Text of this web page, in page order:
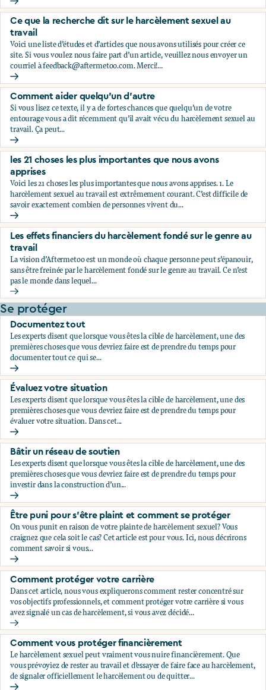
À quoi ressemble le harcèlement pour les gens dans
Ce que la recherche dit sur le harcèlement sexuel au
travail
Voici une liste d’études et d’articles que nous avons utilisés pour créer ce
site. Si vous voulez nous faire part d’un article, veuillez nous envoyer un
courriel àfeedback@aftermetoo.com. Merci!...
Ce que la recherche dit sur le harcèlement sexuel au travail
Comment aider quelqu’un d’autre
Si vous lisez ce texte, il y a de fortes chances que quelqu’un de votre
entourage vous a dit récemment qu’il avait vécu du harcèlement sexuel au
travail. Ça peut...
Comment aider quelqu’un d’autre
les 21 choses les plus importantes que nous avons
apprises
Voici les 21 choses les plus importantes que nous avons apprises. 1. Le
harcèlement sexuel au travail est extrêmement courant. C’est difficile de
savoir exactement combien de personnes vivent du...
les 21 choses les plus importantes que nous avons apprises
Les effets financiers du harcèlement fondé sur le genre au
travail
La vision d’Aftermetoo est un monde où chaque personne peut s’épanouir,
sans être freinée par le harcèlement fondé sur le genre au travail. Ce n’est
pas le monde dans lequel...
Les effets financiers du harcèlement fondé sur le genre au
Se protéger
Documentez tout
Les experts disent que lorsque vous êtes la cible de harcèlement, une des
premières choses que vous devriez faire est de prendre du temps pour
documenter tout ce qui se...
Documentez tout
Évaluez votre situation
Les experts disent que lorsque vous êtes la cible de harcèlement, une des
premières choses que vous devriez faire est de prendre du temps pour
évaluer votre situation. Dans cet...
Évaluez votre situation
Bâtir un réseau de soutien
Les experts disent que lorsque vous êtes la cible de harcèlement, une des
premières choses que vous devriez faire est de prendre du temps pour
investir dans la construction d’un...
Bâtir un réseau de soutien
Être puni pour s’être plaint et comment se protéger
On vous punit en raison de votre plainte de harcèlement sexuel? Vous
craignez que cela soit le cas? Cet article est pour vous. Ici, nous décrirons
comment savoir si vous...
Être puni pour s’être plaint et comment se protéger
Comment protéger votre carrière
Dans cet article, nous vous expliquerons comment rester concentré sur
vos objectifs professionnels, et comment protéger votre carrière si vous
avez signalé un cas de harcèlement, si vous avez décidé...
Comment protéger votre carrière
Comment vous protéger financièrement
Le harcèlement sexuel peut vraiment vous nuire financièrement. Que
vous prévoyiez de rester au travail et d’essayer de faire face au harcèlement,
de signaler officiellement le harcèlement ou de quitter...